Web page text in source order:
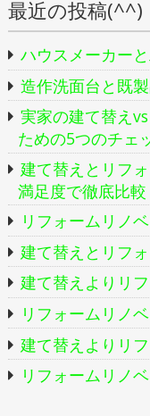
ペ
ー
ジ
送
り
最近の投稿(^^)
ハウスメーカー
造作洗面台と既
実家の建て替え
ための5つのチェ
建て替えとリフ
満足度で徹底比較
リフォームリノ
建て替えとリフ
建て替えよりリ
リフォームリノ
建て替えよりリ
リフォームリノ